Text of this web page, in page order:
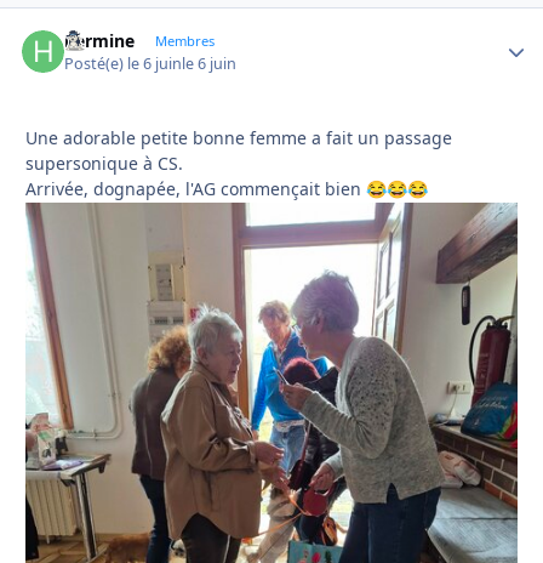
hermine Membres
Posté(e) le 6 juinle 6 juin
Une adorable petite bonne femme a fait un passage
supersonique à CS.
Arrivée, dognapée, l'AG commençait bien 😂😂😂